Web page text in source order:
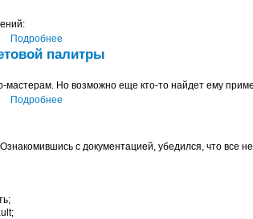
Подробнее
палитры
мастерам. Но возможно еще кто-то найдет ему
Подробнее
с документацией, убедился, что все